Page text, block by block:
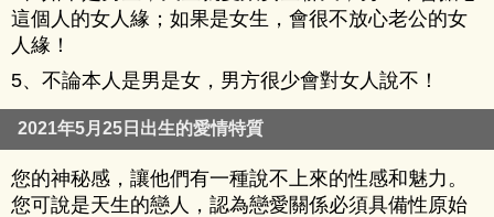
這個人的女人緣；如果是女生，會很不放心老公的女
人緣！
5、不論本人是男是女，男方很少會對女人說不！
2021年5月25日出生的愛情特質
您的神秘感，讓他們有一種說不上來的性感和魅力。
您可說是天生的戀人，認為戀愛關係必須具備性原始